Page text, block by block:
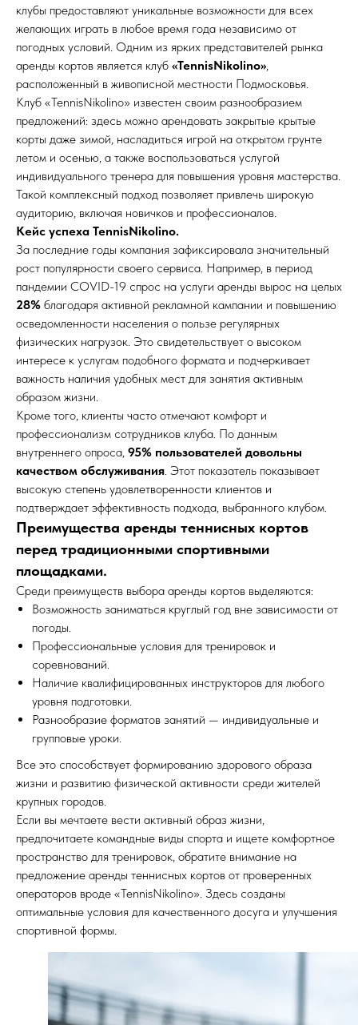
клубы предоставляют уникальные возможности для всех
желающих играть в любое время года независимо от
погодных условий. Одним из ярких представителей рынка
аренды кортов является клуб «TennisNikolino»,
расположенный в живописной местности Подмосковья.
Клуб «TennisNikolino» известен своим разнообразием
предложений: здесь можно арендовать закрытые крытые
корты даже зимой, насладиться игрой на открытом грунте
летом и осенью, а также воспользоваться услугой
индивидуального тренера для повышения уровня мастерства.
Такой комплексный подход позволяет привлечь широкую
аудиторию, включая новичков и профессионалов.
Кейс успеха TennisNikolino.
За последние годы компания зафиксировала значительный
рост популярности своего сервиса. Например, в период
пандемии COVID-19 спрос на услуги аренды вырос на целых
28% благодаря активной рекламной кампании и повышению
осведомленности населения о пользе регулярных
физических нагрузок. Это свидетельствует о высоком
интересе к услугам подобного формата и подчеркивает
важность наличия удобных мест для занятия активным
образом жизни.
Кроме того, клиенты часто отмечают комфорт и
профессионализм сотрудников клуба. По данным
внутреннего опроса, 95% пользователей довольны
качеством обслуживания. Этот показатель показывает
высокую степень удовлетворенности клиентов и
подтверждает эффективность подхода, выбранного клубом.
Преимущества аренды теннисных кортов
перед традиционными спортивными
площадками.
Среди преимуществ выбора аренды кортов выделяются:
Возможность заниматься круглый год вне зависимости от
погоды.
Профессиональные условия для тренировок и
соревнований.
Наличие квалифицированных инструкторов для любого
уровня подготовки.
Разнообразие форматов занятий — индивидуальные и
групповые уроки.
Все это способствует формированию здорового образа
жизни и развитию физической активности среди жителей
крупных городов.
Если вы мечтаете вести активный образ жизни,
предпочитаете командные виды спорта и ищете комфортное
пространство для тренировок, обратите внимание на
предложение аренды теннисных кортов от проверенных
операторов вроде «TennisNikolino». Здесь созданы
оптимальные условия для качественного досуга и улучшения
спортивной формы.